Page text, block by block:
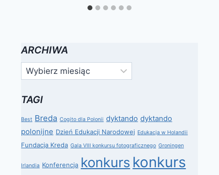
ARCHIWA
Archiwa
TAGI
Best Breda Cogito dla Polonii dyktando dyktando
polonijne Dzień Edukacji Narodowej Edukacja w Holandii
Fundacja Kreda Gala VIII konkursu fotograficznego Groningen
Irlandia Konferencja konkurs konkurs